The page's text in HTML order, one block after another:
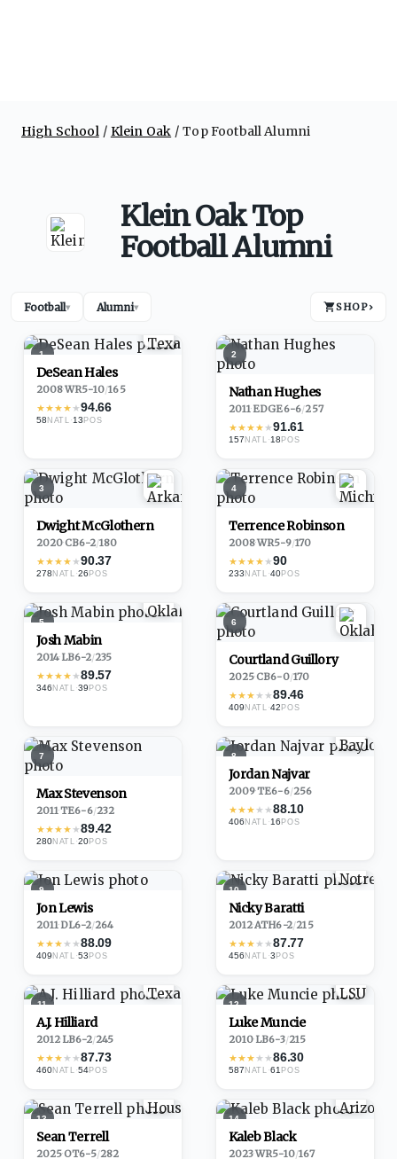
High School Klein Oak Top Football Alumni
Klein Oak Top
Football Alumni
Football▾ Alumni▾ SHOP›
1
DeSean Hales
2008·WR5-10/165
★★★★★94.66
58 NATL ·13POS
2
Nathan Hughes
2011·EDGE6-6/257
★★★★★91.61
157 NATL ·18POS
3
Dwight McGlothern
2020·CB6-2/180
★★★★★90.37
278 NATL ·26POS
4
Terrence Robinson
2008·WR5-9/170
★★★★★90
233 NATL ·40POS
5
Josh Mabin
2014·LB6-2/235
★★★★★89.57
346 NATL ·39POS
6
Courtland Guillory
2025·CB6-0/170
★★★★★89.46
409 NATL ·42POS
7
Max Stevenson
2011·TE6-6/232
★★★★★89.42
280NATL ·20POS
8
Jordan Najvar
2009·TE6-6/256
★★★★★88.10
406 NATL ·16POS
9
Jon Lewis
2011·DL6-2/264
★★★★★88.09
409 NATL ·53POS
10
Nicky Baratti
2012·ATH6-2/215
★★★★★87.77
456 NATL ·3POS
11
A.J. Hilliard
2012·LB6-2/245
★★★★★87.73
460NATL ·54POS
12
Luke Muncie
2010·LB6-3/215
★★★★★86.30
587 NATL ·61POS
13
Sean Terrell
2025·OT6-5/282
14
Kaleb Black
2023·WR5-10/167